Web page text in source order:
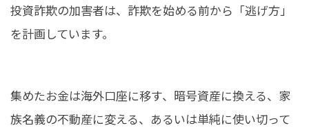
投資詐欺の加害者は、詐欺を始める前から「逃げ方」
を計画しています。
集めたお金は海外口座に移す、暗号資産に換える、家
族名義の不動産に変える、あるいは単純に使い切って